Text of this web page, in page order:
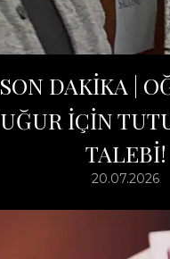
SON DAKİKA |
UĞUR İÇİN
TALEBİ!
20.07.2026